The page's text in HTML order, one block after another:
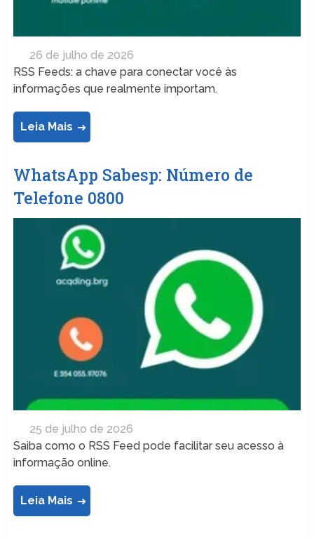
26 de julho de 2026
RSS Feeds: a chave para conectar você às
informações que realmente importam.
Leia Mais
WhatsApp Sabesp: Número de
Telefone 0800
25 de julho de 2026
Saiba como o RSS Feed pode facilitar seu acesso à
informação online.
Leia Mais